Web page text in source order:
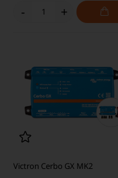
- +
Victron Cerbo GX MK2